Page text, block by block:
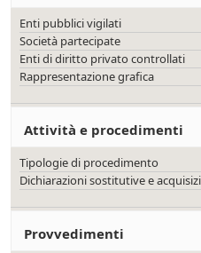
Enti pubblici vigilati
Società partecipate
Enti di diritto privato controllati
Rappresentazione grafica
Attività e procedimenti
Tipologie di procedimento
Dichiarazioni sostitutive e
Provvedimenti